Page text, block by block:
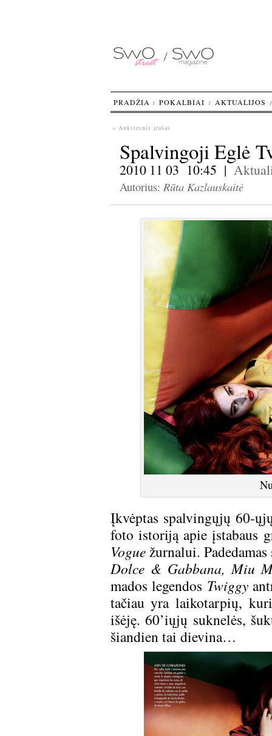
« Ankstesnis įrašas
Spalvingoji Eglė
2010 11 03 10:45 |
Autorius: Rūta Kazlauskaitė
Įkvėptas spalvingųjų 60-
foto istoriją apie įstabaus
Voguežurnalui.
Dolce & Gabbana, Miu
mados legendos Twiggy
tačiau yra laikotarpių,
išėję. 60’iųjų suknelės,
šiandien tai dievina…
PRADŽIA POKALBIAI AKTUALIJOS